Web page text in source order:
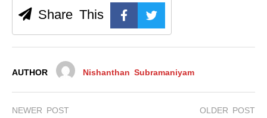
Share This
AUTHOR Nishanthan Subramaniyam
NEWER POST OLDER POST